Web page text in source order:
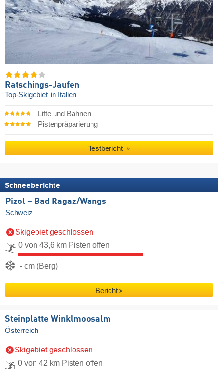
Ratschings-Jaufen
Top-Skigebiet in Italien
Lifte und Bahnen
Pistenpräparierung
Testbericht
Schneeberichte
Pizol – Bad Ragaz/​Wangs
Schweiz
Skigebiet geschlossen
0 von 43,6 km Pisten offen
- cm (Berg)
Bericht
Steinplatte Winklmoosalm
Österreich
Skigebiet geschlossen
0 von 42 km Pisten offen